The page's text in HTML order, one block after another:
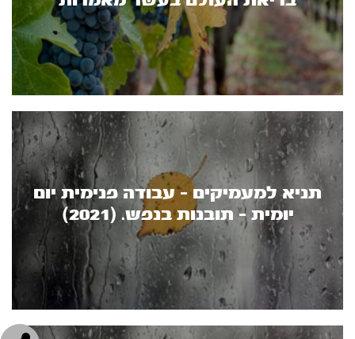
תניא למעמיקים - עבודה פנימית יום
יומית - תובנות בנפש. (2021)